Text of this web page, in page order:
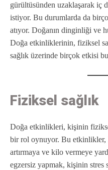
gürültüsünden uzaklaşarak iç
istiyor. Bu durumlarda da
atıyor. Doğanın dinginliği ve
Doğa etkinliklerinin, fiziksel
sağlık üzerinde birçok etkisi
Fiziksel sağlık
Doğa etkinlikleri, kişinin
bir rol oynuyor. Bu etkinlikler,
artırmaya ve kilo vermeye
egzersiz yapmak, kişinin